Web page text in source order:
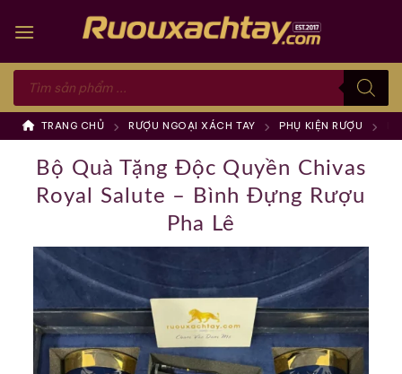
Tìm
kiếm
phẩm
TRANG CHỦ RƯỢU NGOẠI XÁCH TAY PHỤ KIỆN RƯỢU
Bộ Quà Tặng Độc Quyền Chivas
Royal Salute – Bình Đựng Rượu
Pha Lê